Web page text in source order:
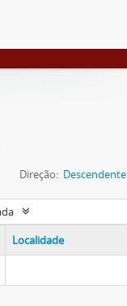
Direção: Descendente
Localidade